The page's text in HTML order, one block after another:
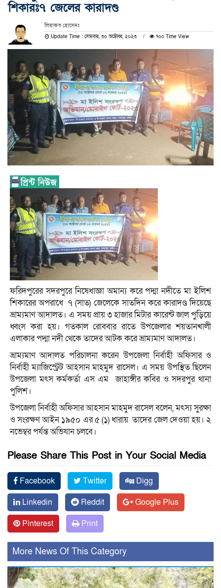
শিকারঃ৭ জেলের কারাদণ্ড
লিয়াকত হোসেনঃ
Update Time : সোমবার, ৩০ অক্টোবর, ২০২৩ ৭০০ Time View
ফরিদপুরের সদরপুরে নিষেধাজ্ঞা অমান্য করে পদ্মা নদীতে মা ইলিশ
শিকারের অপরাধে ৭ (সাত) জেলেকে সাতদিন করে কারাদণ্ড দিয়েছে
ভ্রাম্যমাণ আদালত। এ সময় প্রায় ৩ হাজার মিটার কারেন্ট জাল পুড়িয়ে
ধ্বংস করা হয়। গতকাল রোববার রাতে উপজেলার শয়তানখালী
এলাকার পদ্মা নদী থেকে তাদের আটক করে ভ্রাম্যমাণ আদালত।
ভ্রাম্যমাণ আদালত পরিচালনা করেন উপজেলা নির্বাহী অফিসার ও
নির্বাহী ম্যাজিস্ট্রেট আহসান মাহমুদ রাসেল। এ সময় উপস্থিত ছিলেন
উপজেলা মৎস কর্মকর্তা এস এম জাহাঙ্গীর কবির ও সদরপুর থানা
পুলিশ।
উপজেলা নির্বাহী অফিসার আহসান মাহমুদ রাসেল বলেন, মৎস্য সুরক্ষা
ও সংরক্ষণ আইন ১৯৫০ এর ৫ (১) ধারায় তাদের জেল দেওয়া হয়। ২
নভেম্বর পর্যন্ত অভিযান চলবে।
Please Share This Post in Your Social Media
Facebook Twitter
Digg
Linkedin
Reddit
Google Plus
Pinterest
Print
More News Of This Category